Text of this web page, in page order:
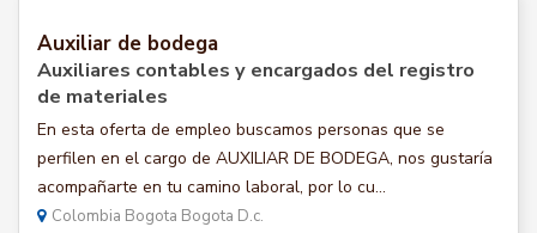
Auxiliar de bodega
Auxiliares contables y encargados del registro
de materiales
En esta oferta de empleo buscamos personas que se
perfilen en el cargo de AUXILIAR DE BODEGA, nos gustaría
acompañarte en tu camino laboral, por lo cu...
Colombia Bogota Bogota D.c.